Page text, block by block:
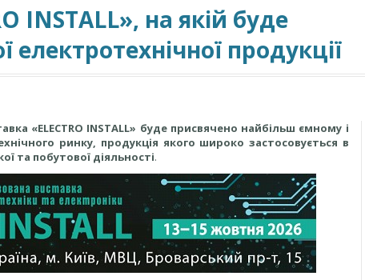
INSTALL», на якій буде
продукції
«ELECTRO INSTALL» буде присвячено найбільш ємному і
ринку, продукція якого широко застосовується в
та побутової діяльності.